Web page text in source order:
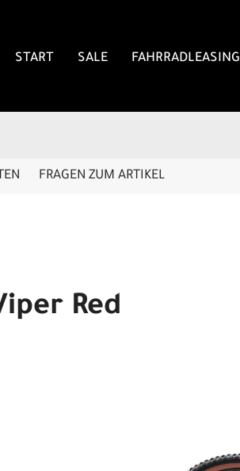
START SALE FAHRRADLEASING
FRAGEN ZUM ARTIKEL
Red